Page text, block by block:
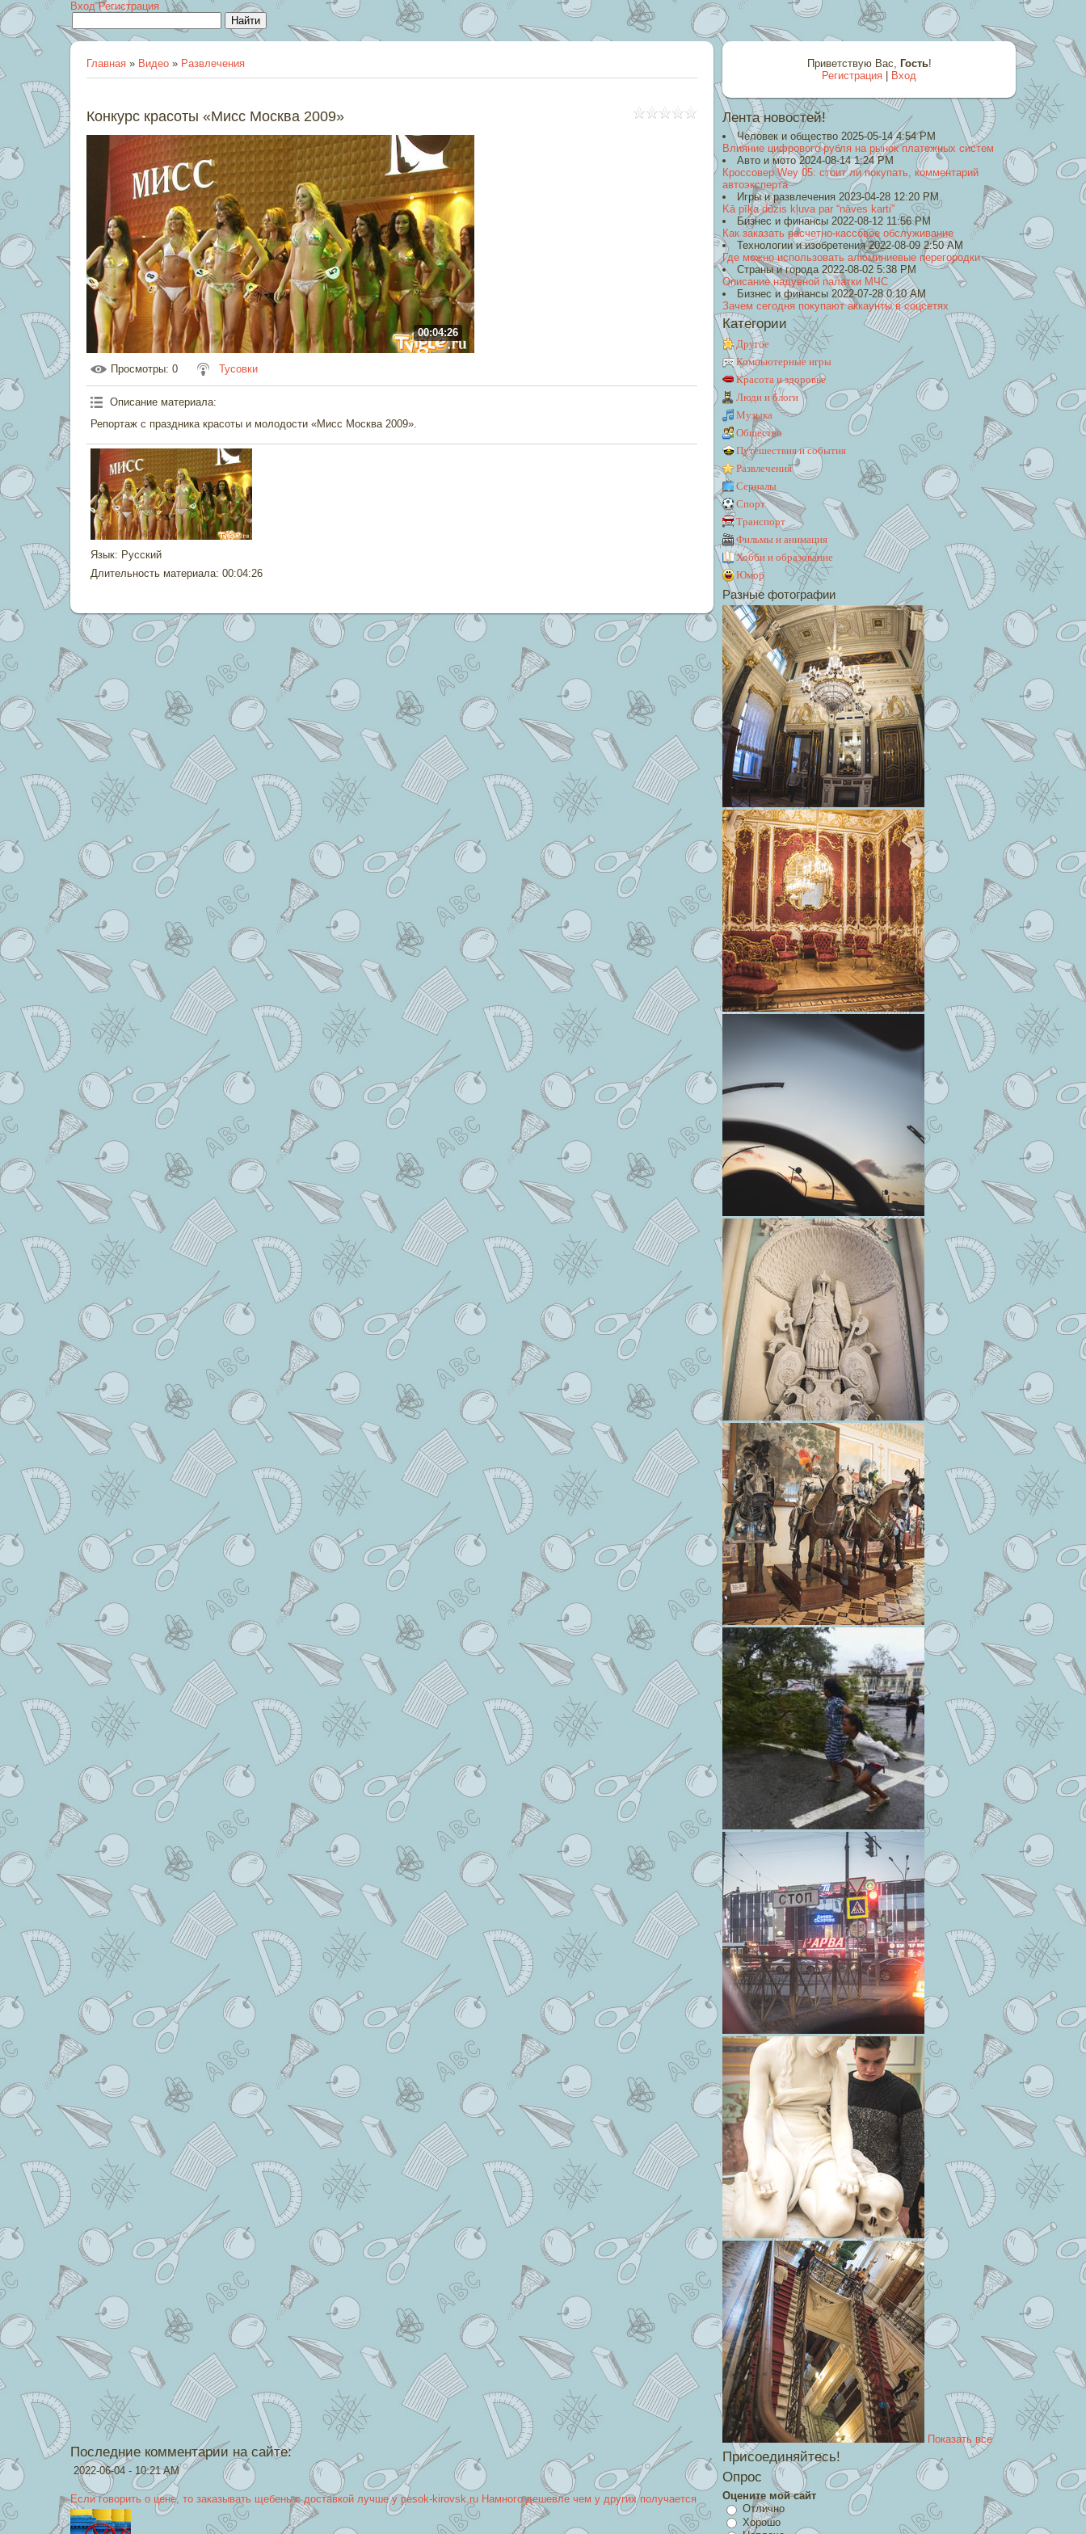
Вход Регистрация
Главная » Видео » Развлечения
Конкурс красоты «Мисс Москва 2009»
00:04:26
Просмотры: 0 Тусовки
Описание материала:
Репортаж с праздника красоты и молодости «Мисс Москва 2009».
Язык: Русский
Длительность материала: 00:04:26
Приветствую Вас, Гость!
Регистрация
Вход
Лента новостей!
Человек и общество 2025-05-14 4:54 PM
Влияние цифрового рубля на рынок платежных систем
Авто и мото 2024-08-14 1:24 PM
Кроссовер Wey 05: стоит ли покупать, комментарий
автоэксперта
Игры и развлечения 2023-04-28 12:20 PM
Kā pīķa dūzis kļuva par “nāves karti”
Бизнес и финансы 2022-08-12 11:56 PM
Как заказать расчетно-кассовое обслуживание
Технологии и изобретения 2022-08-09 2:50 AM
Где можно использовать алюминиевые перегородки
Страны и города 2022-08-02 5:38 PM
Описание надувной палатки МЧС
Бизнес и финансы 2022-07-28 0:10 AM
Зачем сегодня покупают аккаунты в соцсетях
Категории
Другое
Компьютерные игры
Красота и здоровье
Люди и блоги
Музыка
Общество
Путешествия и события
Развлечения
Сериалы
Спорт
Транспорт
Фильмы и анимация
Хобби и образование
Юмор
Разные фотографии
Показать все
Присоединяйтесь!
Опрос
Оцените мой сайт
Отлично
Хорошо
Последние комментарии на сайте:
2022-06-04 - 10:21 AM
Если говорить о цене, то заказывать щебень с доставкой лучше у pesok-kirovsk.ru Намного дешевле чем у других получается